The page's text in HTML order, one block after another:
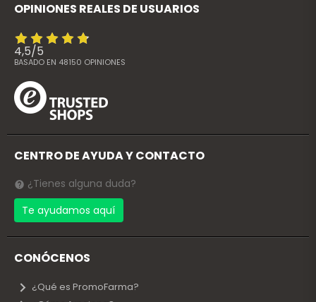
OPINIONES REALES DE USUARIOS
4,5/5
BASADO EN 48150 OPINIONES
CENTRO DE AYUDA Y CONTACTO
¿Tienes alguna duda?
Te ayudamos aquí
CONÓCENOS
¿Qué es PromoFarma?